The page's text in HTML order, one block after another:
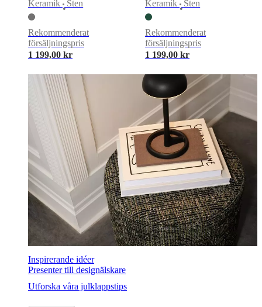
certifications
TillgänglighetsredogörelseBli
franchisetagareProfessionals HandelsprogramProjectsArticles
Keramik
•
Sten
Rekommenderat
försäljningspris
1 199,00 kr
Keramik
•
Sten
Rekommenderat
försäljningspris
1 199,00 kr
Inspirerande idéer
Presenter till designälskare
Utforska våra julklappstips